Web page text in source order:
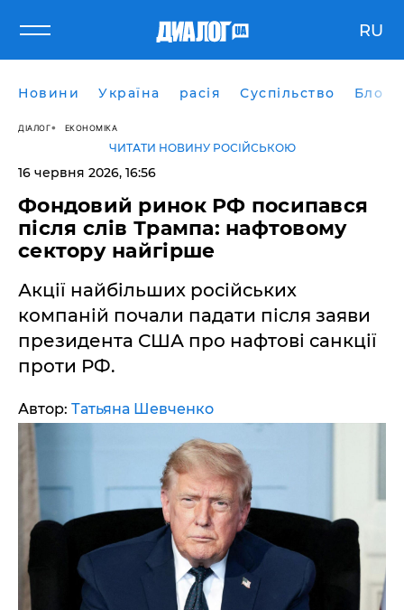
RU
Новини Україна расія Суспільство Блоги
ДІАЛОГ ЕКОНОМІКА
ЧИТАТИ НОВИНУ РОСІЙСЬКОЮ
16 червня 2026, 16:56
​Фондовий ринок РФ посипався
після слів Трампа: нафтовому
сектору найгірше
Акції найбільших російських
компаній почали падати після заяви
президента США про нафтові санкції
проти РФ.
Автор: Татьяна Шевченко